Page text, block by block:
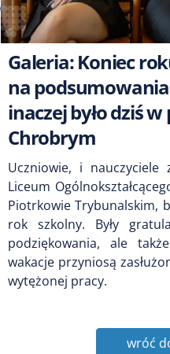
Galeria: Koniec
na
inaczej było dziś
Chrobrym
Uczniowie, i
Liceum
Piotrkowie Trybunalskim,
rok szkolny. Były
podziękowania, ale
wakacje przyniosą
wytężonej pracy.
wróć